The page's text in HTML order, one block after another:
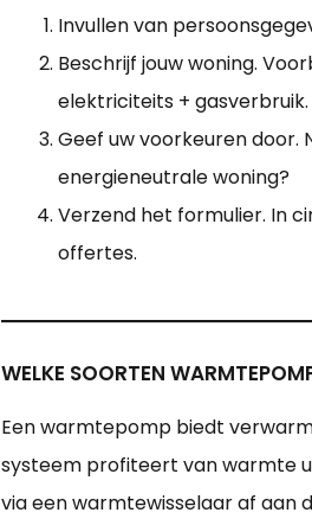
Invullen van
Beschrijf jouw woning.
elektriciteits + gasverbruik.
Geef uw voorkeuren door.
energieneutrale woning?
Verzend het formulier. In
offertes.
WELKE SOORTEN
Een warmtepomp biedt
systeem profiteert van warmte
via een warmtewisselaar af aan